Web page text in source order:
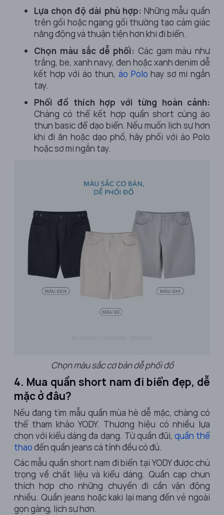
Lựa chọn độ dài phù hợp: Những mẫu quần
trên gối hoặc ngang gối thường tạo cảm giác
năng động và thuận tiện hơn khi đi biển.
Chọn màu sắc dễ phối: Các gam màu như
trắng, be, xanh navy, đen hoặc xanh denim dễ
kết hợp với áo thun, áo Polo hay sơ mi ngắn
tay.
Phối đồ thích hợp với từng hoàn cảnh:
Chàng có thể kết hợp quần short cùng áo
thun basic để dạo biển. Nếu muốn lịch sự hơn
khi đi ăn hoặc dạo phố, hãy phối với áo Polo
hoặc sơ mi ngắn tay.
Chọn màu sắc cơ bản dễ phối đồ
4. Mua quần short nam đi biển đẹp, dễ
mặc ở đâu?
Nếu đang tìm mẫu quần mùa hè dễ mặc, chàng có
thể tham khảo YODY. Thương hiệu có nhiều lựa
chọn với kiểu dáng đa dạng. Từ quần đũi, quần thể
thaođến quần jeans cá tính đều có đủ.
Các mẫu quần short nam đi biển tại YODY được chú
trọng về chất liệu và kiểu dáng. Quần cạp chun
thích hợp cho những chuyến đi cần vận động
nhiều. Quần jeans hoặc kaki lại mang đến vẻ ngoài
gọn gàng, lịch sự hơn.